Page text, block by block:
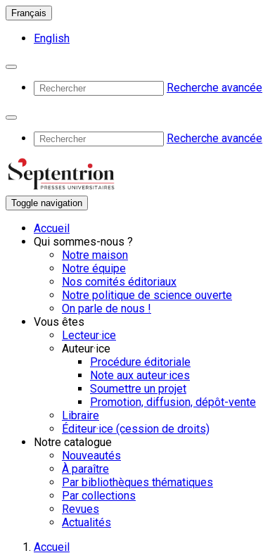
Français
English
Recherche avancée
Recherche avancée
Toggle navigation
Accueil
Qui sommes-nous ?
Notre maison
Notre équipe
Nos comités éditoriaux
Notre politique de science ouverte
On parle de nous !
Vous êtes
Lecteur·ice
Auteur·ice
Procédure éditoriale
Note aux auteur·ices
Soumettre un projet
Promotion, diffusion, dépôt-vente
Libraire
Éditeur·ice (cession de droits)
Notre catalogue
Nouveautés
À paraître
Par bibliothèques thématiques
Par collections
Revues
Actualités
Accueil